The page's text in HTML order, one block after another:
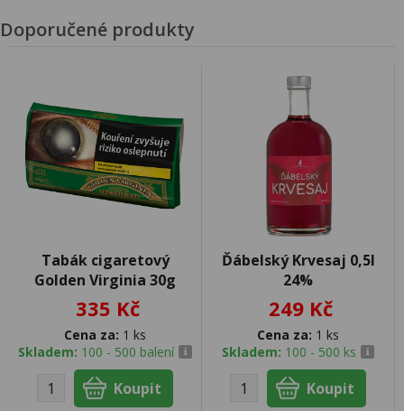
Doporučené produkty
Tabák cigaretový
Golden Virginia 30g
335 Kč
Cena za: 1 ks
Skladem: 100 - 500 balení
Ďábelský Krvesaj 0,5l
24%
249 Kč
Cena za: 1 ks
Skladem: 100 - 500 ks